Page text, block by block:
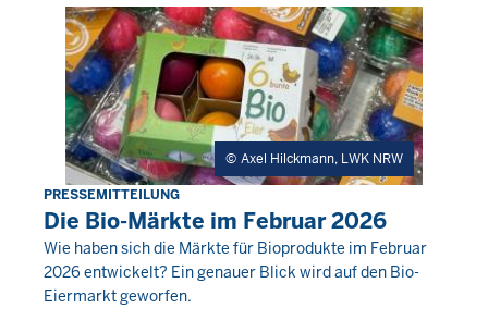
00:00
Axel Hilckmann, LWK NRW
Donnerstag,
26
März
2026
-
PRESSEMITTEILUNG
Die Bio-Märkte im Februar 2026
Wie haben sich die Märkte für Bioprodukte im Februar
2026 entwickelt? Ein genauer Blick wird auf den Bio-
Eiermarkt geworfen.